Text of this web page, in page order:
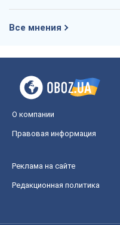
Все мнения
О компании
Правовая информация
Реклама на сайте
Редакционная политика